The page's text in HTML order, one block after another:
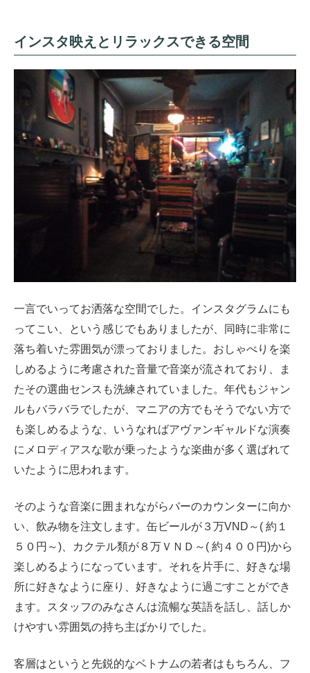
インスタ映えとリラックスできる空間
一言でいってお洒落な空間でした。インスタグラムにも
ってこい、という感じでもありましたが、同時に非常に
落ち着いた雰囲気が漂っておりました。おしゃべりを楽
しめるように考慮された音量で音楽が流されており、ま
たその選曲センスも洗練されていました。年代もジャン
ルもバラバラでしたが、マニアの方でもそうでない方で
も楽しめるような、いうなればアヴァンギャルドな演奏
にメロディアスな歌が乗ったような楽曲が多く選ばれて
いたように思われます。
そのような音楽に囲まれながらバーのカウンターに向か
い、飲み物を注文します。缶ビールが３万VND～( 約１
５０円～)、カクテル類が８万ＶＮＤ～( 約４００円)から
楽しめるようになっています。それを片手に、好きな場
所に好きなように座り、好きなように過ごすことができ
ます。スタッフのみなさんは流暢な英語を話し、話しか
けやすい雰囲気の持ち主ばかりでした。
客層はというと先鋭的なベトナムの若者はもちろん、フ